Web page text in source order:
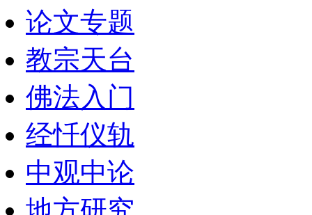
论文专题
教宗天台
佛法入门
经忏仪轨
中观中论